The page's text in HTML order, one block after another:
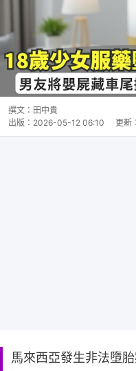
撰文： 田中貴
出版： 2026-05-12 06:10 更新：
馬來西亞發生非法墮